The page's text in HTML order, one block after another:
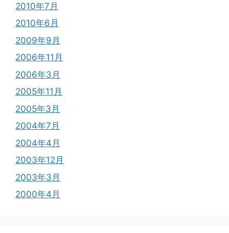
2010年7月
2010年6月
2009年9月
2006年11月
2006年3月
2005年11月
2005年3月
2004年7月
2004年4月
2003年12月
2003年3月
2000年4月